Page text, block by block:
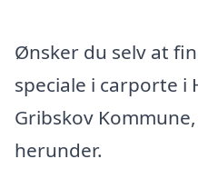
Ønsker du selv at
speciale i carporte i
Gribskov
herunder.